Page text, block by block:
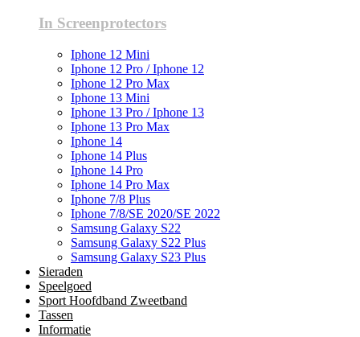
In Screenprotectors
Iphone 12 Mini
Iphone 12 Pro / Iphone 12
Iphone 12 Pro Max
Iphone 13 Mini
Iphone 13 Pro / Iphone 13
Iphone 13 Pro Max
Iphone 14
Iphone 14 Plus
Iphone 14 Pro
Iphone 14 Pro Max
Iphone 7/8 Plus
Iphone 7/8/SE 2020/SE 2022
Samsung Galaxy S22
Samsung Galaxy S22 Plus
Samsung Galaxy S23 Plus
Sieraden
Speelgoed
Sport Hoofdband Zweetband
Tassen
Informatie